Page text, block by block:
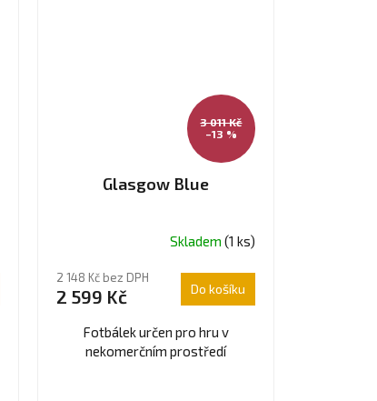
3 011 Kč
–13 %
Glasgow Blue
produktu
je
Skladem (1 ks)
2 148 Kč bez DPH
2 599 Kč Do košíku
Fotbálek určen pro hru v
nekomerčním prostředí